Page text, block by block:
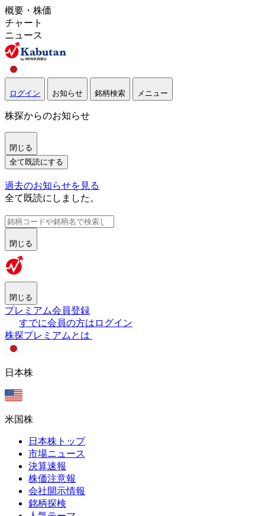
概要・株価
チャート
ニュース
ログイン お知らせ 銘柄検索 メニュー
株探からのお知らせ
閉じる
全て既読にする
過去のお知らせを見る
全て既読にしました。
閉じる
閉じる
プレミアム会員登録
すでに会員の方はログイン
株探プレミアムとは
日本株
米国株
日本株トップ
市場ニュース
決算速報
株価注意報
会社開示情報
銘柄探検